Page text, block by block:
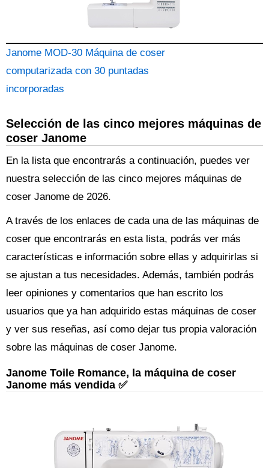
Janome MOD-30 Máquina de coser
computarizada con 30 puntadas
incorporadas
Selección de las cinco mejores máquinas de
coser Janome
En la lista que encontrarás a continuación, puedes ver
nuestra selección de las cinco mejores máquinas de
coser Janome de 2026.
A través de los enlaces de cada una de las máquinas de
coser que encontrarás en esta lista, podrás ver más
características e información sobre ellas y adquirirlas si
se ajustan a tus necesidades. Además, también podrás
leer opiniones y comentarios que han escrito los
usuarios que ya han adquirido estas máquinas de coser
y ver sus reseñas, así como dejar tus propia valoración
sobre las máquinas de coser Janome.
Janome Toile Romance, la máquina de coser
Janome más vendida ✅